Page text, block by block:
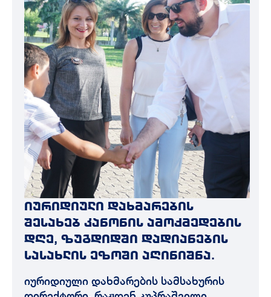
იურიდიული დახმარების
შესახებ კანონის ამოქმედების
დღე, ზუგდიდში დადიანების
სასახლის ეზოში აღინიშნა.
იურიდიული დახმარების სამსახურის